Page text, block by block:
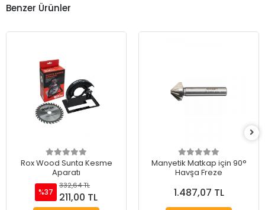
Benzer Ürünler
Rox Wood Sunta Kesme
Aparatı
%37
332,64 TL
211,00 TL
Manyetik Matkap için 90°
Havşa Freze
1.487,07 TL